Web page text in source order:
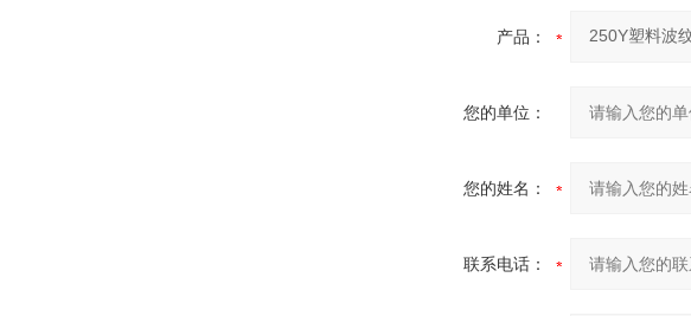
产品：
您的单位：
您的姓名：
联系电话：